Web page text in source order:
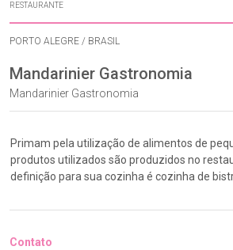
RESTAURANTE
PORTO ALEGRE / BRASIL
Mandarinier Gastronomia
Mandarinier Gastronomia
Primam pela utilização de alimentos de
produtos utilizados são produzidos no
definição para sua cozinha é cozinha de
Contato